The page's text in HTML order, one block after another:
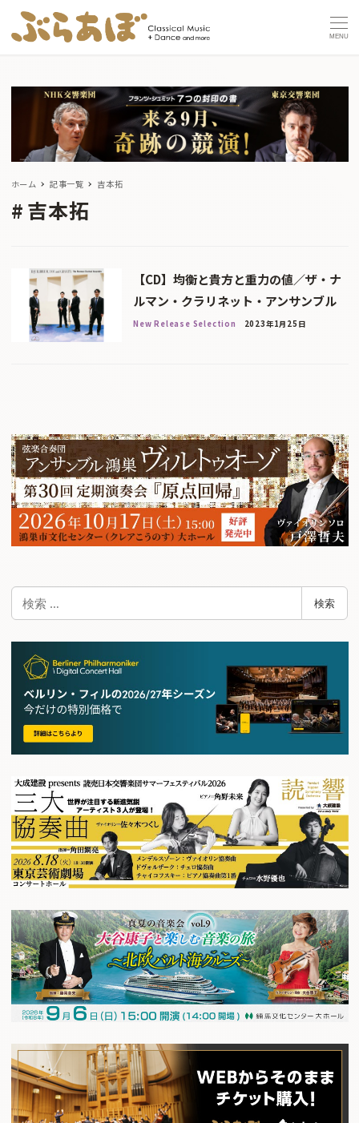
MENU
ホーム 記事一覧 吉本拓
吉本拓
【CD】均衡と貴方と重力の値／ザ・ナ
ルマン・クラリネット・アンサンブル
New Release Selection 2023年1月25日
検
索
検索